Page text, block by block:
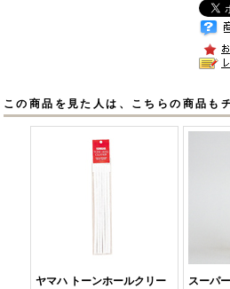
この商品を見た人は、こちらの商品も
ヤマハ トーンホールクリー
スーパ